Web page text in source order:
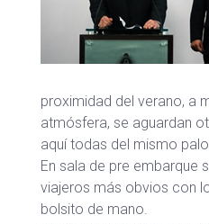
proximidad del verano, a
atmósfera, se aguardan
aquí todas del mismo
En sala de pre embarque
viajeros más obvios con
bolsito de mano.